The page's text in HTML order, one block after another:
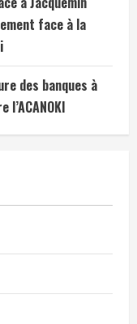
face à la
des banques à
l’ACANOKI